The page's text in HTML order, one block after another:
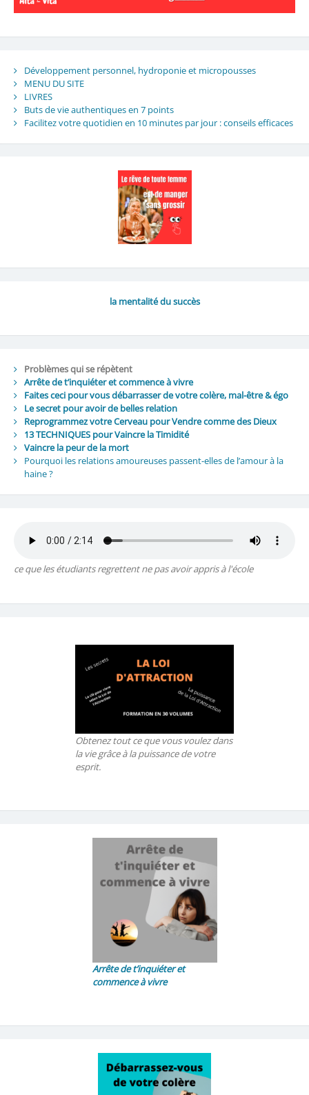
Développement personnel, hydroponie et micropousses
MENU DU SITE
LIVRES
Buts de vie authentiques en 7 points
Facilitez votre quotidien en 10 minutes par jour : conseils efficaces
la mentalité du succès
Problèmes qui se répètent
Arrête de t’inquiéter et commence à vivre
Faites ceci pour vous débarrasser de votre colère, mal-être & égo
Le secret pour avoir de belles relation
Reprogrammez votre Cerveau pour Vendre comme des Dieux
13 TECHNIQUES pour Vaincre la Timidité
Vaincre la peur de la mort
Pourquoi les relations amoureuses passent-elles de l’amour à la
haine ?
ce que les étudiants regrettent ne pas avoir appris à l'école
Obtenez tout ce que vous voulez dans
la vie grâce à la puissance de votre
esprit.
Arrête de t’inquiéter et
commence à vivre